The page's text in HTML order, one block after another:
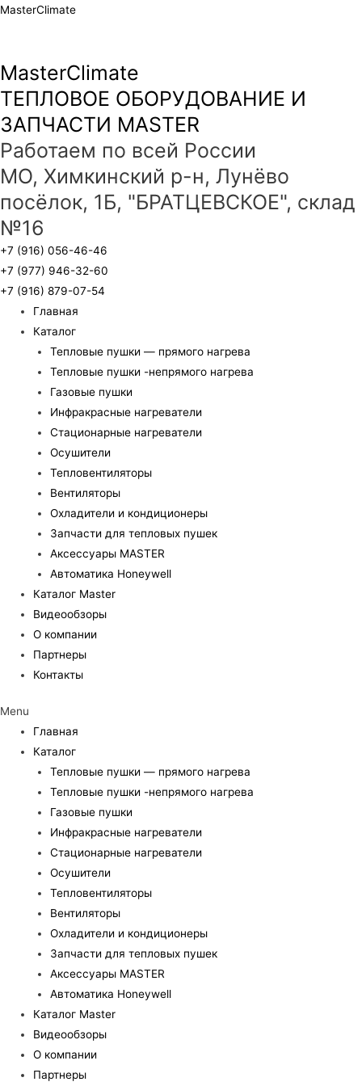
MasterClimate
MasterClimate
ТЕПЛОВОЕ ОБОРУДОВАНИЕ И
ЗАПЧАСТИ MASTER
Работаем по всей России
МО, Химкинский р-н, Лунёво
посёлок, 1Б, "БРАТЦЕВСКОЕ", склад
№16
+7 (916) 056-46-46
+7 (977) 946-32-60
+7 (916) 879-07-54
Главная
Каталог
Тепловые пушки — прямого нагрева
Тепловые пушки -непрямого нагрева
Газовые пушки
Инфракрасные нагреватели
Стационарные нагреватели
Осушители
Тепловентиляторы
Вентиляторы
Охладители и кондиционеры
Запчасти для тепловых пушек
Аксессуары MASTER
Автоматика Honeywell
Каталог Master
Видеообзоры
О компании
Партнеры
Контакты
Menu
Главная
Каталог
Тепловые пушки — прямого нагрева
Тепловые пушки -непрямого нагрева
Газовые пушки
Инфракрасные нагреватели
Стационарные нагреватели
Осушители
Тепловентиляторы
Вентиляторы
Охладители и кондиционеры
Запчасти для тепловых пушек
Аксессуары MASTER
Автоматика Honeywell
Каталог Master
Видеообзоры
О компании
Партнеры